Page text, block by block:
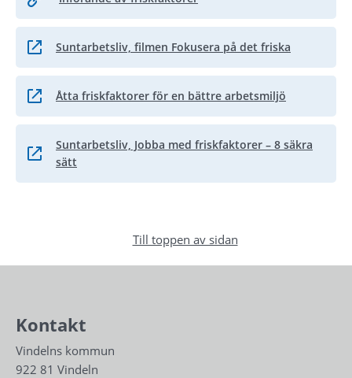
Suntarbetsliv, filmen Fokusera på det friska
Länk till annan webbplats.
Åtta friskfaktorer för en bättre arbetsmiljö
Länk till annan webbplats, öppnas i nytt fönster.
Suntarbetsliv, Jobba med friskfaktorer – 8 säkra
sätt
Länk till annan webbplats.
Till toppen av sidan
Kontakt
Vindelns kommun
922 81 Vindeln